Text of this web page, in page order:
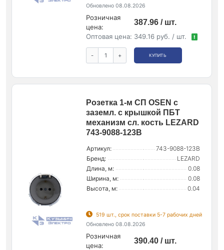
Обновлено 08.08.2026
Розничная
цена:
387.96 / шт.
Оптовая цена: 349.16 руб. / шт. !
- + КУПИТЬ
Розетка 1-м СП OSEN с
заземл. с крышкой ПБТ
механизм сл. кость LEZARD
743-9088-123B
Артикул:
743-9088-123B
Бренд:
LEZARD
Длина, м:
0.08
Ширина, м:
0.08
Высота, м:
0.04
519 шт., срок поставки 5-7 рабочих дней
Обновлено 08.08.2026
Розничная
цена:
390.40 / шт.